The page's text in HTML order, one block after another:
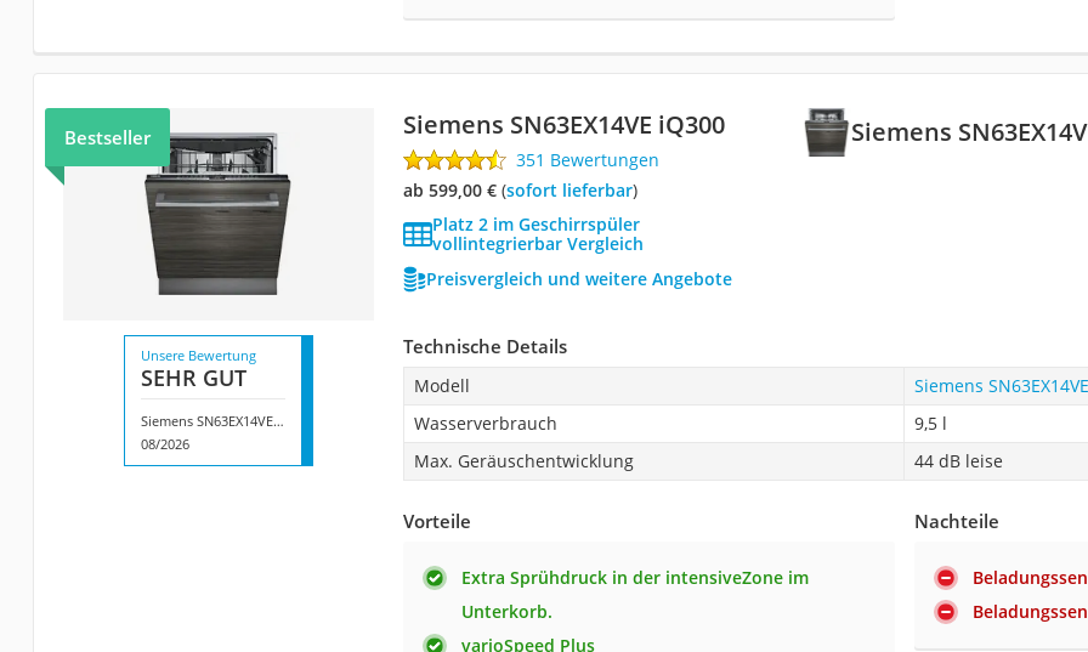
Siemens
Bestseller Siemens SN63EX14VE iQ300
351 Bewertungen
ab 599,00 €( Sofort lieferbar)
Platz 2 im Geschirrspüler
vollintegrierbar Vergleich
Preisvergleich und weitere Angebote
Unsere Bewertung
SEHR GUT
Siemens SN63EX14VE iQ300
08/2026
Technische Details
Modell
Siemens
Wasserverbrauch
9,5 l
Max. Geräuschentwicklung
44 dB leise
Vorteile
Extra Sprühdruck in der intensiveZone im
Unterkorb.
varioSpeed Plus
Nachteile